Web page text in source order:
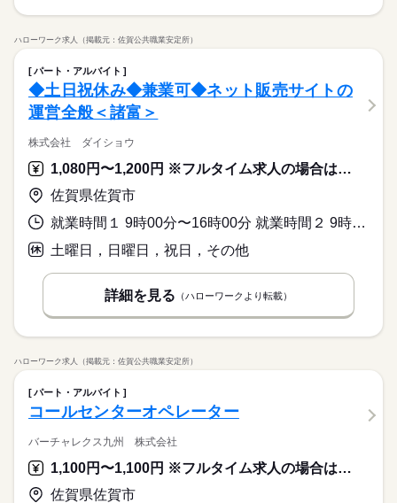
ハローワーク求人（掲載元：佐賀公共職業安定所）
パート・アルバイト
◆土日祝休み◆兼業可◆ネット販売サイトの
運営全般＜諸富＞
株式会社 ダイショウ
1,080円〜1,200円 ※フルタイム求人の場合は月額（換算額）、パート求人の場合は時間額を表示しています。
佐賀県佐賀市
就業時間１ 9時00分〜16時00分 就業時間２ 9時00分〜17時00分 又は 9時00分〜17時00分の時間の間の5時間程度
土曜日，日曜日，祝日，その他
詳細を見る （ハローワークより転載）
ハローワーク求人（掲載元：佐賀公共職業安定所）
パート・アルバイト
コールセンターオペレーター
バーチャレクス九州 株式会社
1,100円〜1,100円 ※フルタイム求人の場合は月額（換算額）、パート求人の場合は時間額を表示しています。
佐賀県佐賀市